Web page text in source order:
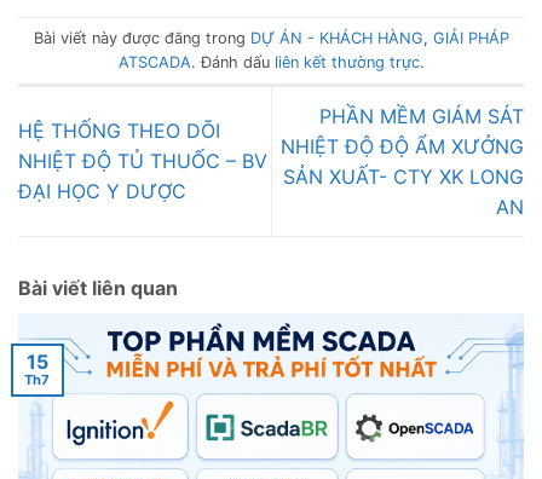
Bài viết này được đăng trong DỰ ÁN - KHÁCH HÀNG, GIẢI PHÁP
ATSCADA. Đánh dấu liên kết thường trực.
HỆ THỐNG THEO DÕI
NHIỆT ĐỘ TỦ THUỐC – BV
ĐẠI HỌC Y DƯỢC
PHẦN MỀM GIÁM SÁT
NHIỆT ĐỘ ĐỘ ẨM XƯỞNG
SẢN XUẤT- CTY XK LONG
AN
Bài viết liên quan
15
Th7